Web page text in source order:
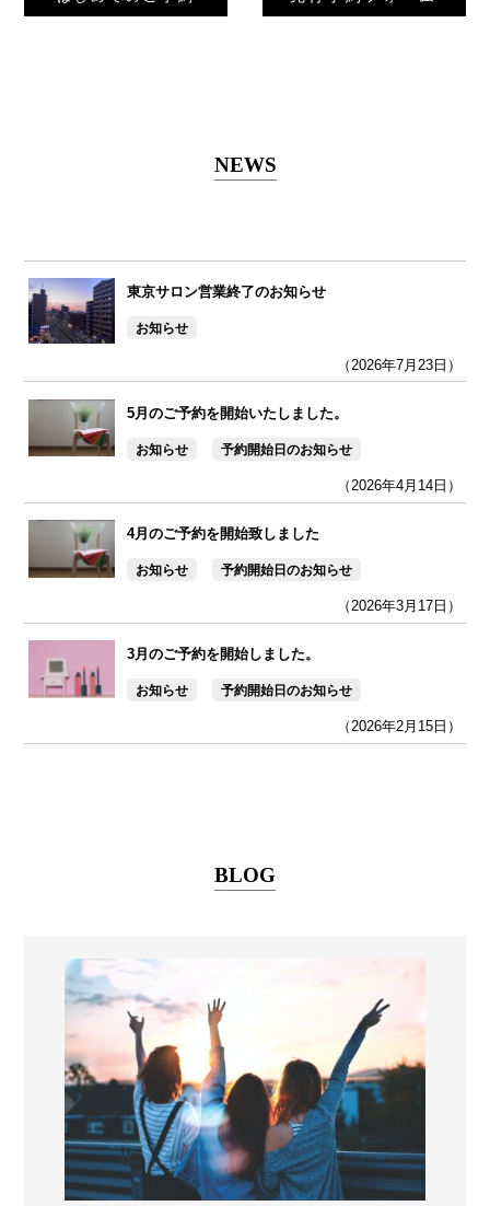
NEWS
東京サロン営業終了のお知らせ
お知らせ
（2026年7月23日）
5月のご予約を開始いたしました。
お知らせ 予約開始日のお知らせ
（2026年4月14日）
4月のご予約を開始致しました
お知らせ 予約開始日のお知らせ
（2026年3月17日）
3月のご予約を開始しました。
お知らせ 予約開始日のお知らせ
（2026年2月15日）
BLOG